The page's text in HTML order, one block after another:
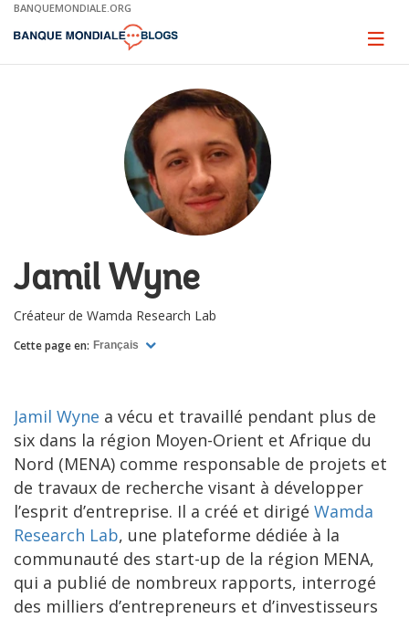
Skip
Main
BANQUEMONDIALE.ORG
Page
Jamil Wyne
Créateur de Wamda Research Lab
Cette page en: Français
Jamil Wyne a vécu et travaillé pendant plus de
six dans la région Moyen-Orient et Afrique du
Nord (MENA) comme responsable de projets et
de travaux de recherche visant à développer
l’esprit d’entreprise. Il a créé et dirigé Wamda
Research Lab, une plateforme dédiée à la
communauté des start-up de la région MENA,
qui a publié de nombreux rapports, interrogé
des milliers d’entrepreneurs et d’investisseurs